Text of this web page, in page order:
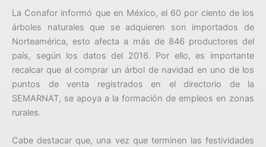
La Conafor informó que en México, el 60 por ciento de los
árboles naturales que se adquieren son importados de
Norteamérica, esto afecta a más de 846 productores del
país, según los datos del 2016. Por ello, es importante
recalcar que al comprar un árbol de navidad en uno de los
puntos de venta registrados en el directorio de la
SEMARNAT, se apoya a la formación de empleos en zonas
rurales.
Cabe destacar que, una vez que terminen las festividades